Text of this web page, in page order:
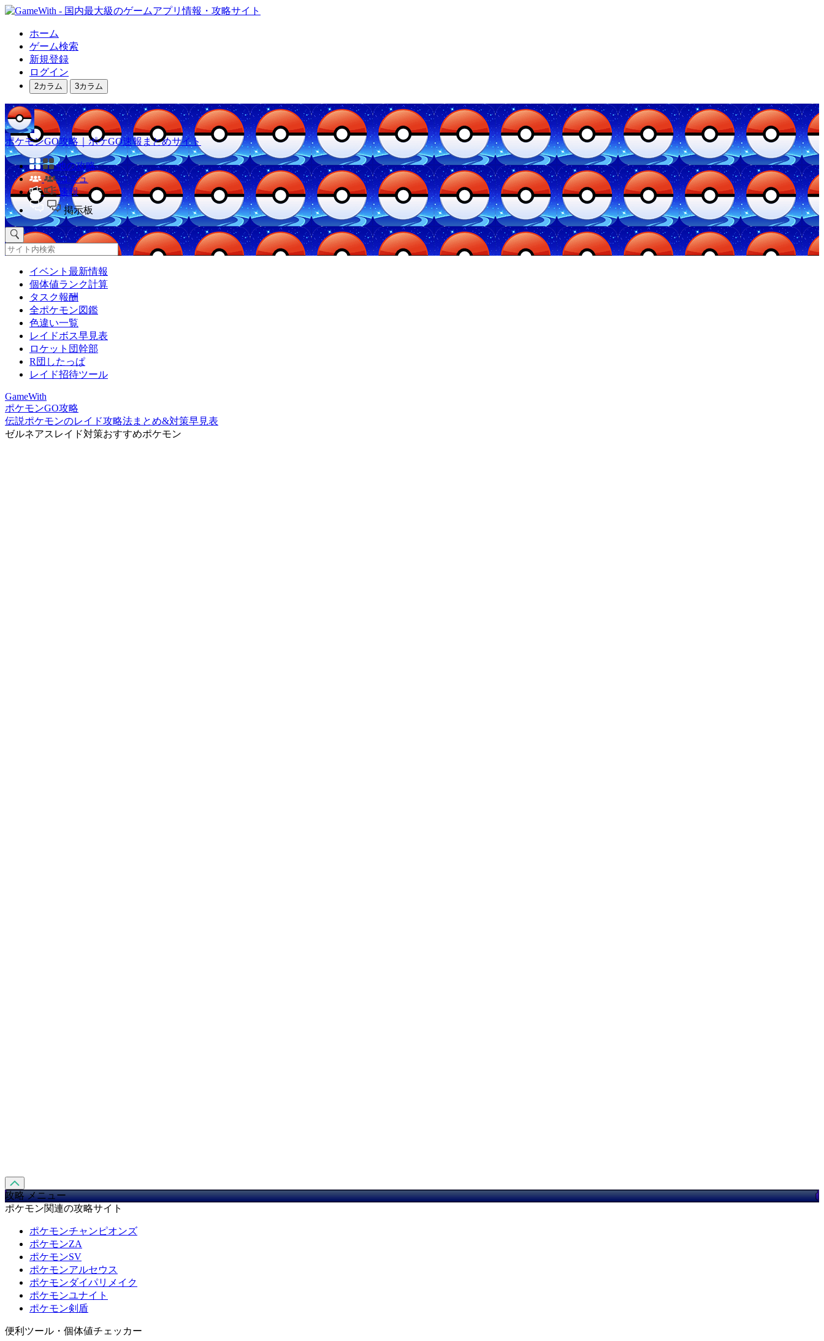
ホーム
ゲーム検索
新規登録
ログイン
2カラム 3カラム
ポケモンGO攻略｜ポケGO速報まとめサイト
他の攻略
コミュ
速報
掲示板
イベント最新情報
個体値ランク計算
タスク報酬
全ポケモン図鑑
色違い一覧
レイドボス早見表
ロケット団幹部
R団したっぱ
レイド招待ツール
GameWith
ポケモンGO攻略
伝説ポケモンのレイド攻略法まとめ&対策早見表
ゼルネアスレイド対策おすすめポケモン
攻略 メニュー
ポケモン関連の攻略サイト
ポケモンチャンピオンズ
ポケモンZA
ポケモンSV
ポケモンアルセウス
ポケモンダイパリメイク
ポケモンユナイト
ポケモン剣盾
便利ツール・個体値チェッカー